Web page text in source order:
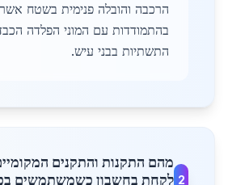
הרכבה והובלה פנימית בשטח אשר
בהתמודדות עם המוני הפלדה
התשתיות בבני עיש.
2
מהם התקנות והתקנים
לקחת בחשבון כשמשתמשים